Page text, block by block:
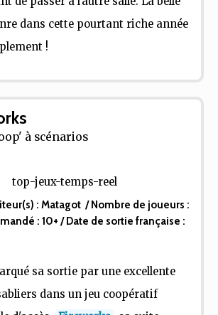
dans cette pourtant riche année
!
à scénarios
: Matagot / Nombre de joueurs :
: 10+ / Date de sortie française :
sa sortie par une excellente
dans un jeu coopératif